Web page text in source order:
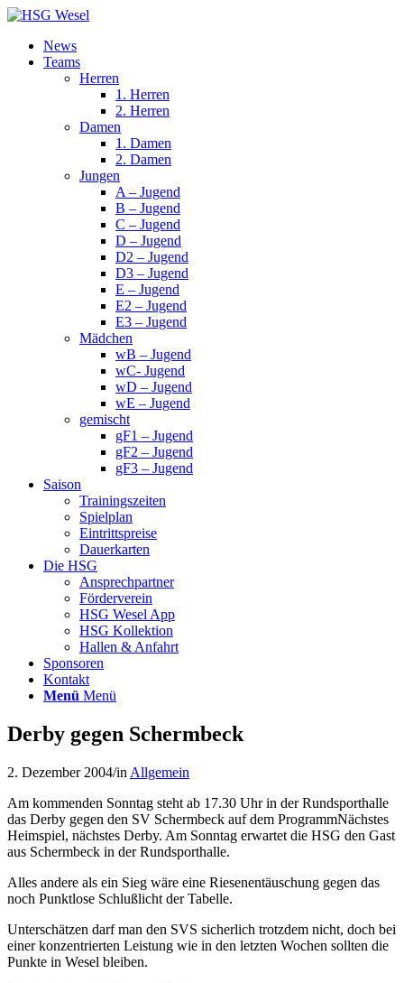
News
Teams
Herren
1. Herren
2. Herren
Damen
1. Damen
2. Damen
Jungen
A – Jugend
B – Jugend
C – Jugend
D – Jugend
D2 – Jugend
D3 – Jugend
E – Jugend
E2 – Jugend
E3 – Jugend
Mädchen
wB – Jugend
wC- Jugend
wD – Jugend
wE – Jugend
gemischt
gF1 – Jugend
gF2 – Jugend
gF3 – Jugend
Saison
Trainingszeiten
Spielplan
Eintrittspreise
Dauerkarten
Die HSG
Ansprechpartner
Förderverein
HSG Wesel App
HSG Kollektion
Hallen & Anfahrt
Sponsoren
Kontakt
Menü Menü
Derby gegen Schermbeck
2. Dezember 2004/in Allgemein
Am kommenden Sonntag steht ab 17.30 Uhr in der Rundsporthalle
das Derby gegen den SV Schermbeck auf dem ProgrammNächstes
Heimspiel, nächstes Derby. Am Sonntag erwartet die HSG den Gast
aus Schermbeck in der Rundsporthalle.
Alles andere als ein Sieg wäre eine Riesenentäuschung gegen das
noch Punktlose Schlußlicht der Tabelle.
Unterschätzen darf man den SVS sicherlich trotzdem nicht, doch bei
einer konzentrierten Leistung wie in den letzten Wochen sollten die
Punkte in Wesel bleiben.